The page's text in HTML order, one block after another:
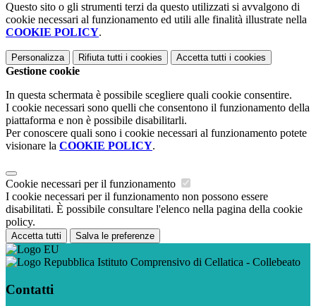
Questo sito o gli strumenti terzi da questo utilizzati si avvalgono di
cookie necessari al funzionamento ed utili alle finalità illustrate nella
COOKIE POLICY.
Personalizza Rifiuta tutti i cookies Accetta tutti i cookies
Gestione cookie
In questa schermata è possibile scegliere quali cookie consentire.
I cookie necessari sono quelli che consentono il funzionamento della
piattaforma e non è possibile disabilitarli.
Per conoscere quali sono i cookie necessari al funzionamento potete
visionare la COOKIE POLICY.
Cookie necessari per il funzionamento
I cookie necessari per il funzionamento non possono essere
disabilitati. È possibile consultare l'elenco nella pagina della cookie
policy.
Accetta tutti Salva le preferenze
Istituto Comprensivo di Cellatica - Collebeato
Contatti